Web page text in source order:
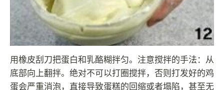
用橡皮刮刀把蛋白和乳酪糊拌匀。注意搅拌的手法：从
底部向上翻拌。绝对不可以打圈搅拌，否则打发好的鸡
蛋会严重消泡，直接导致蛋糕的回缩或者塌陷，甚至无